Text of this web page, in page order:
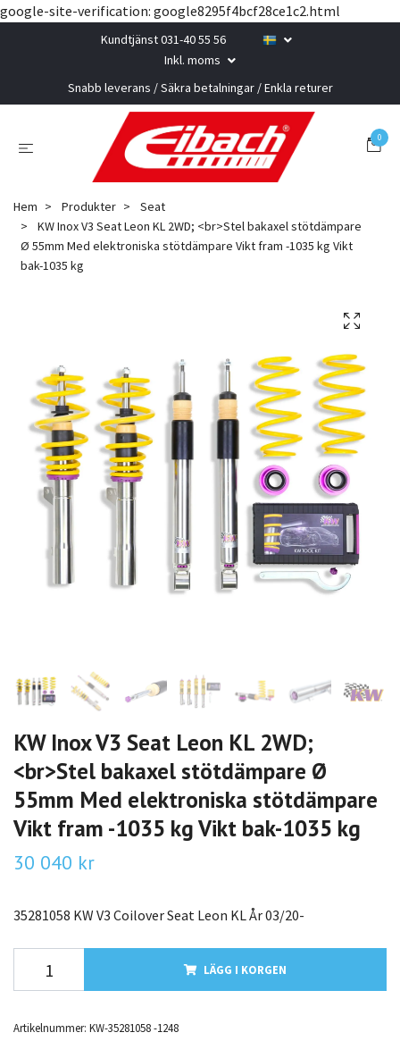
google-site-verification: google8295f4bcf28ce1c2.html
Kundtjänst 031-40 55 56
Inkl. moms
Snabb leverans / Säkra betalningar / Enkla returer
0
Hem Produkter
Seat
KW Inox V3 Seat Leon KL 2WD; <br>Stel bakaxel stötdämpare
Ø 55mm Med elektroniska stötdämpare Vikt fram -1035 kg Vikt
bak-1035 kg
KW Inox V3 Seat Leon KL 2WD;
<br>Stel bakaxel stötdämpare Ø
55mm Med elektroniska stötdämpare
Vikt fram -1035 kg Vikt bak-1035 kg
30 040 kr
35281058 KW V3 Coilover Seat Leon KL År 03/20-
LÄGG I KORGEN
Artikelnummer: KW-35281058 -1248